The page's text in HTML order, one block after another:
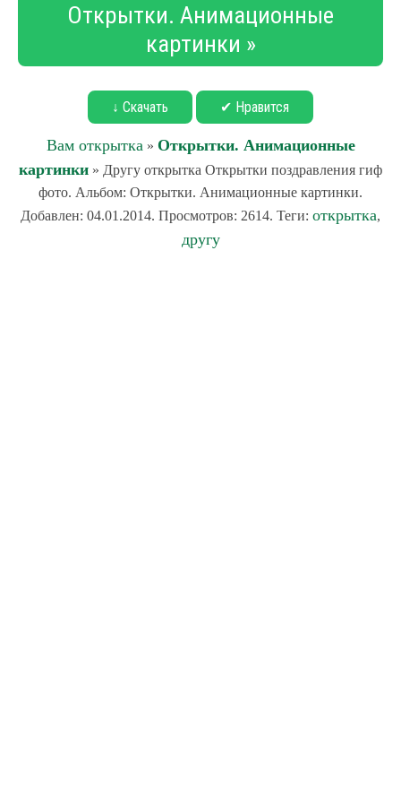
Открытки. Анимационные
картинки »
↓ Скачать ✔ Нравится
Вам открытка » Открытки. Анимационные
картинки » Другу открытка Открытки поздравления гиф
фото. Альбом: Открытки. Анимационные картинки.
Добавлен: 04.01.2014. Просмотров: 2614. Теги: открытка,
другу